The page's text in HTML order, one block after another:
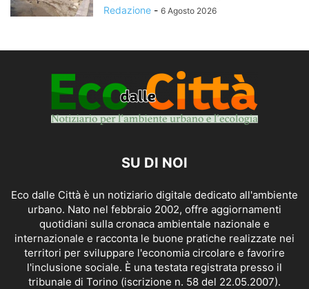
Redazione - 6 Agosto 2026
SU DI NOI
Eco dalle Città è un notiziario digitale dedicato all'ambiente
urbano. Nato nel febbraio 2002, offre aggiornamenti
quotidiani sulla cronaca ambientale nazionale e
internazionale e racconta le buone pratiche realizzate nei
territori per sviluppare l'economia circolare e favorire
l'inclusione sociale. È una testata registrata presso il
tribunale di Torino (iscrizione n. 58 del 22.05.2007).